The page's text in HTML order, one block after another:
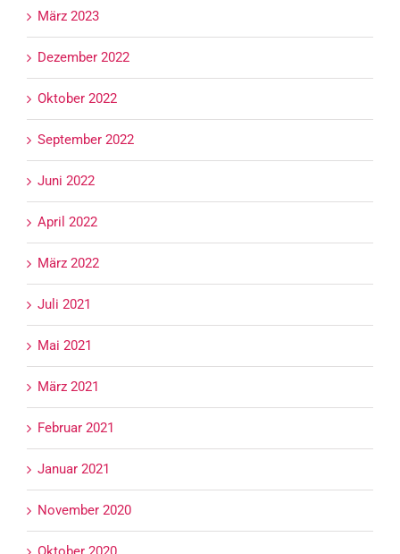
März 2023
Dezember 2022
Oktober 2022
September 2022
Juni 2022
April 2022
März 2022
Juli 2021
Mai 2021
März 2021
Februar 2021
Januar 2021
November 2020